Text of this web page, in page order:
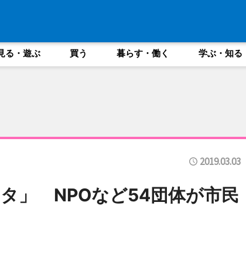
る・遊ぶ 買う 暮らす・働く 学ぶ・知る
2019.03.03
」 NPOなど54団体が市民